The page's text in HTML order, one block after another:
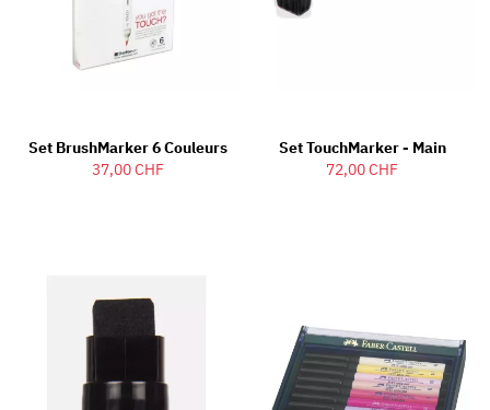
Set BrushMarker 6 Couleurs
37,00 CHF
Set TouchMarker - Main
72,00 CHF